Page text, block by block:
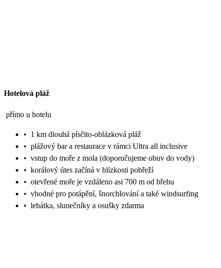
Hotelová pláž
přímo u hotelu
• 1 km dlouhá písčito-oblázková pláž
• plážový bar a restaurace v rámci Ultra all inclusive
• vstup do moře z mola (doporučujeme obuv do vody)
• korálový útes začíná v blízkosti pobřeží
• otevřené moře je vzdáleno asi 700 m od břehu
• vhodné pro potápění, šnorchlování a také windsurfing
• lehátka, slunečníky a osušky zdarma